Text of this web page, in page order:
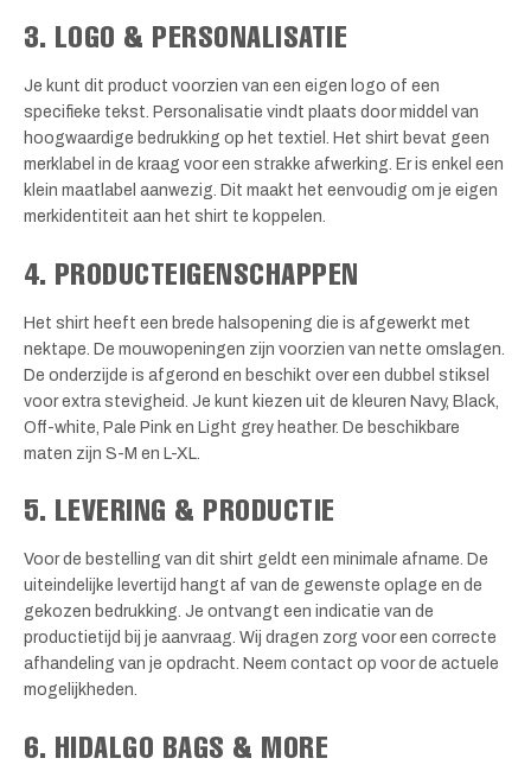
3. LOGO & PERSONALISATIE
Je kunt dit product voorzien van een eigen logo of een
specifieke tekst. Personalisatie vindt plaats door middel van
hoogwaardige bedrukking op het textiel. Het shirt bevat geen
merklabel in de kraag voor een strakke afwerking. Er is enkel een
klein maatlabel aanwezig. Dit maakt het eenvoudig om je eigen
merkidentiteit aan het shirt te koppelen.
4. PRODUCTEIGENSCHAPPEN
Het shirt heeft een brede halsopening die is afgewerkt met
nektape. De mouwopeningen zijn voorzien van nette omslagen.
De onderzijde is afgerond en beschikt over een dubbel stiksel
voor extra stevigheid. Je kunt kiezen uit de kleuren Navy, Black,
Off-white, Pale Pink en Light grey heather. De beschikbare
maten zijn S-M en L-XL.
5. LEVERING & PRODUCTIE
Voor de bestelling van dit shirt geldt een minimale afname. De
uiteindelijke levertijd hangt af van de gewenste oplage en de
gekozen bedrukking. Je ontvangt een indicatie van de
productietijd bij je aanvraag. Wij dragen zorg voor een correcte
afhandeling van je opdracht. Neem contact op voor de actuele
mogelijkheden.
6. HIDALGO BAGS & MORE